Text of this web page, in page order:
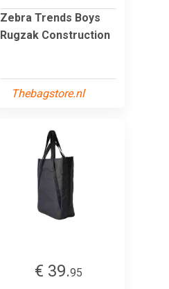
Zebra Trends Boys
Rugzak Construction
Thebagstore.nl
€ 39.95